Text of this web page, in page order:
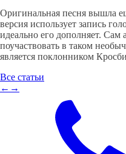
Оригинальная песня вышла
версия использует запись
идеально его дополняет. Сам
поучаствовать в таком
является поклонником
Все статьи
← →